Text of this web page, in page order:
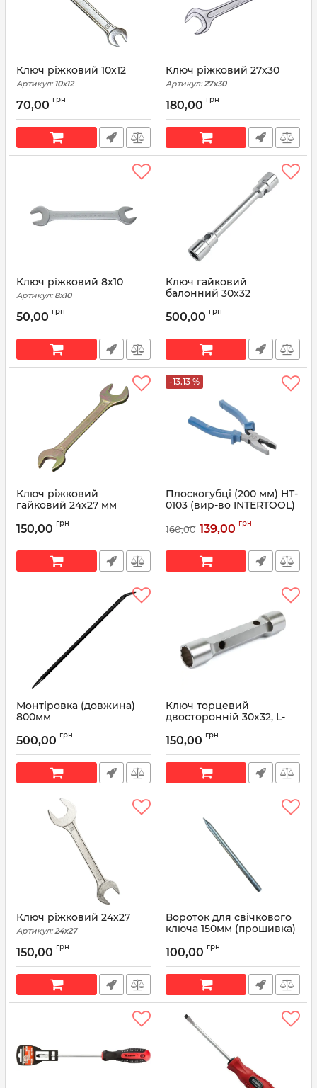
Ключ ріжковий 10х12
Артикул: 10х12
70,00 грн
Ключ ріжковий 27х30
Артикул: 27х30
180,00 грн
Ключ ріжковий 8х10
Артикул: 8х10
50,00 грн
Ключ гайковий
балонний 30х32
500,00 грн
Ключ ріжковий
гайковий 24х27 мм
Сибртех)
Артикул: 24х27
150,00 грн
-13.13 %
Плоскогубці (200 мм) HT-
0103 (вир-во INTERTOOL)
160,00 139,00 грн
Монтіровка (довжина)
800мм
500,00 грн
Ключ торцевий
двосторонній 30х32, L-
Артикул: 30х32
150,00 грн
Ключ ріжковий 24х27
Артикул: 24х27
150,00 грн
Вороток для свічкового
ключа 150мм (прошивка)
100,00 грн